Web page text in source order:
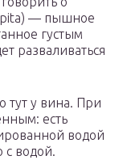
— пышное
густым
разваливаться
тут у вина. При
есть
водой
с водой.